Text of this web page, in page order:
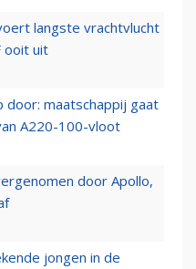
langste vrachtvlucht
ooit uit
door: maatschappij gaat
A220-100-vloot
door Apollo,
jongen in de